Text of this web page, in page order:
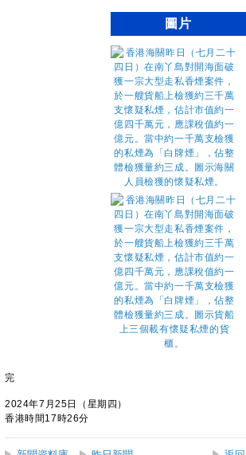
圖片
完
2024年7月25日（星期四）
香港時間17時26分